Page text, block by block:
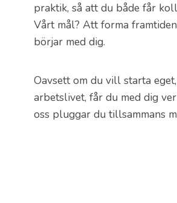
praktik, så att du både får
Vårt mål? Att forma
börjar med dig.
Oavsett om du vill starta
arbetslivet, får du med dig
oss pluggar du tillsammans